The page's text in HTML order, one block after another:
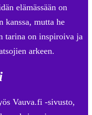
elämässään on
kanssa, mutta he
tarina on inspiroiva ja
arkeen.
Vauva.fi -sivusto,